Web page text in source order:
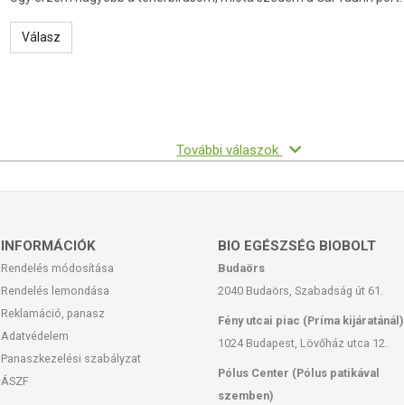
Válasz
További válaszok
INFORMÁCIÓK
Rendelés módosítása
Rendelés lemondása
Reklamáció, panasz
Adatvédelem
Panaszkezelési szabályzat
ÁSZF
BIO EGÉSZSÉG BIOBOLT
Budaörs
2040 Budaörs, Szabadság út 61.
Fény utcai piac (Príma kijáratánál)
1024 Budapest, Lövőház utca 12.
Pólus Center (Pólus patikával
szemben)